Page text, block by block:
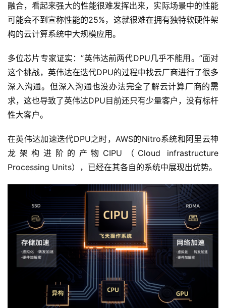
融合，看起来强大的性能很难发挥出来，实际场景中的性能
可能会不到宣称性能的25%，这就很难在拥有独特软硬件架
构的云计算系统中大规模应用。
多位芯片专家证实：”英伟达前两代DPU几乎不能用。”面对
这个挑战，英伟达在迭代DPU的过程中找云厂商进行了很多
深入沟通。但深入沟通也没办法完全了解云计算厂商的需
求，这也导致了英伟达DPU目前还只有少量客户，没有标杆
性大客户。
在英伟达加速迭代DPU之时，AWS的Nitro系统和阿里云神
龙架构进阶的产物CIPU（Cloud infrastructure
Processing Units），已经在其各自的系统中展现出优势。